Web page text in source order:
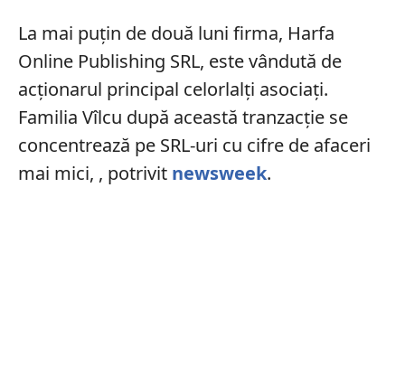
La mai puțin de două luni firma, Harfa
Online Publishing SRL, este vândută de
acționarul principal celorlalți asociați.
Familia Vîlcu după această tranzacție se
concentrează pe SRL-uri cu cifre de afaceri
mai mici, , potrivit newsweek.